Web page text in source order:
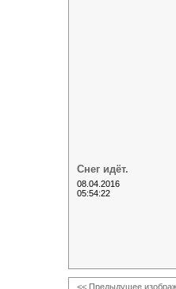
Снег идёт.
08.04.2016
05:54:22
<< Предыдущее